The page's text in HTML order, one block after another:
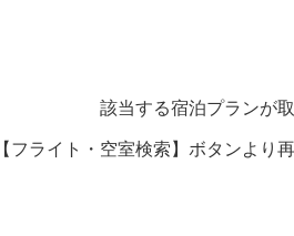
該当する宿泊プランが
【フライト・空室検索】ボタンより